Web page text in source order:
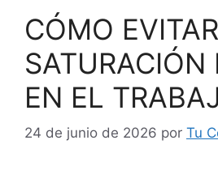
CÓMO
SATURACIÓN
EN EL
24 de junio de 2026 por Tu